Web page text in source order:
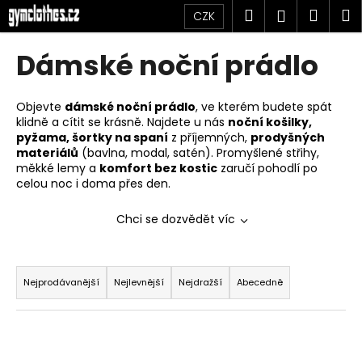
Přejít
na
obsah
CZK Hledat
Dámské noční prádlo
Objevte dámské noční prádlo, ve kterém budete spát
klidně a cítit se krásně. Najdete u nás noční košilky,
pyžama, šortky na spaní z příjemných, prodyšných
materiálů (bavlna, modal, satén). Promyšlené střihy,
měkké lemy a komfort bez kostic zaručí pohodlí po
celou noc i doma přes den.
Chci se dozvědět víc
Ř
a
z
Nejprodávanější Nejlevnější Nejdražší Abecedně
K
o
o
p
o
t
ř
e
t